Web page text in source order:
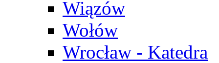
Wiązów
Wołów
Wrocław - Katedra